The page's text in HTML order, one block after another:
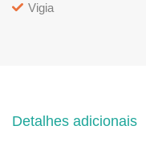
Vigia
Detalhes adicionais